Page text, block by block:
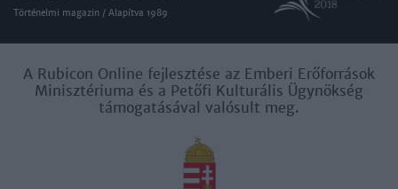
Történelmi magazin / Alapítva 1989
A Rubicon Online fejlesztése az Emberi Erőforrások
Minisztériuma és a Petőfi Kulturális Ügynökség
támogatásával valósult meg.